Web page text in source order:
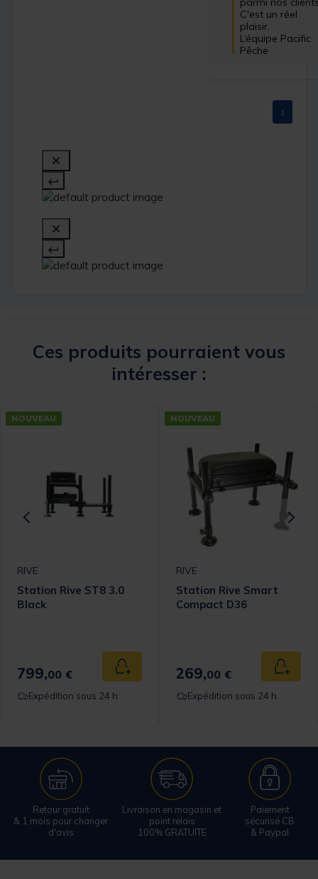
C'est un réel
plaisir.
L’équipe Pacific
Pêche
1
Ces produits pourraient vous
intéresser :
panier
NOUVEAU
RIVE
Station Rive ST8 3.0
Black
799,00 € Ajouter au panier
Expédition sous 24 h
NOUVEAU
RIVE
Station Rive Smart
Compact D36
269,00 €
Expédition sous 24 h
Retour gratuit
& 1 mois pour changer
d'avis
Livraison en magasin et
point relais
100% GRATUITE
Paiement
sécurisé CB
& Paypal